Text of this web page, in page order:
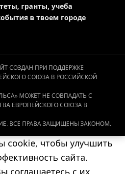
гранты, учеба
в твоем городе
СОЗДАН ПРИ ПОДДЕРЖКЕ
СОЮЗА В РОССИЙСКОЙ
МОЖЕТ НЕ СОВПАДАТЬ С
ЕВРОПЕЙСКОГО СОЮЗА В
ВСЕ ПРАВА ЗАЩИЩЕНЫ ЗАКОНОМ.
cookie, чтобы улучшить
сайта.
соглашаетесь с их